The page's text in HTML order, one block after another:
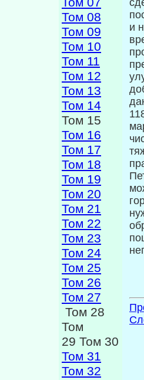
Том 08
Том 09
Том 10
Том 11
Том 12
Том 13
Том 14
Том 15
Том 16
Том 17
Том 18
Том 19
Том 20
Том 21
Том 22
Том 23
Том 24
Том 25
Том 26
Том 27
Том 28
Том
29 Том 30
Том 31
Том 32
и